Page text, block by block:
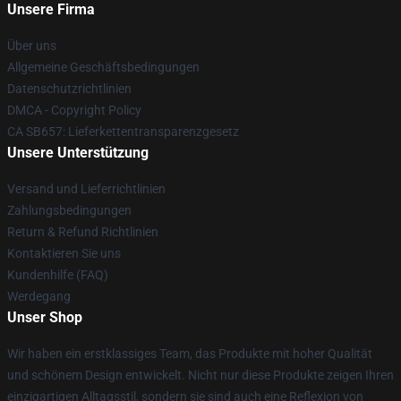
Unsere Firma
Über uns
Allgemeine Geschäftsbedingungen
Datenschutzrichtlinien
DMCA - Copyright Policy
CA SB657: Lieferkettentransparenzgesetz
Unsere Unterstützung
Versand und Lieferrichtlinien
Zahlungsbedingungen
Return & Refund Richtlinien
Kontaktieren Sie uns
Kundenhilfe (FAQ)
Werdegang
Unser Shop
Wir haben ein erstklassiges Team, das Produkte mit hoher Qualität
und schönem Design entwickelt. Nicht nur diese Produkte zeigen Ihren
einzigartigen Alltagsstil, sondern sie sind auch eine Reflexion von